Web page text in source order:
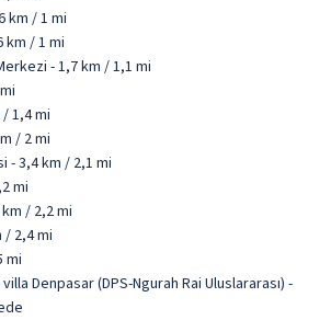
km / 1 mi
km / 1 mi
- 1,7 km / 1,1 mi
/ 1,4 mi
/ 2 mi
- 3,4 km / 2,1 mi
mi
/ 2,2 mi
/ 2,4 mi
mi
Denpasar (DPS-Ngurah Rai Uluslararası) -